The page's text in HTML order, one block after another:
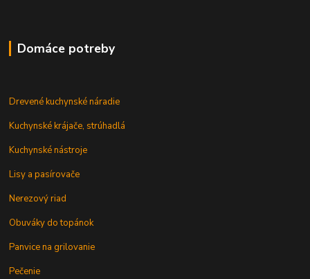
Domáce potreby
Drevené kuchynské náradie
Kuchynské krájače, strúhadlá
Kuchynské nástroje
Lisy a pasírovače
Nerezový riad
Obuváky do topánok
Panvice na grilovanie
Pečenie